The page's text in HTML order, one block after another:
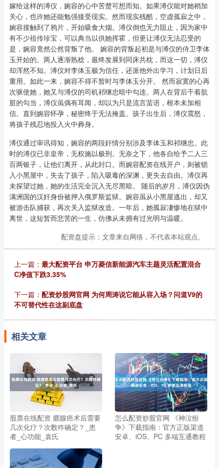
嫁给这样的溥仪，婉容的心中苦楚可想而知。如果溥仪能对她稍加
关心，也许她还能勉强接受现实。然而现实残酷，空虚孤寂之中，
婉容接触到了鸦片，开始吸食大烟。溥仪倒也无力阻止，因为家中
有不少祖传珍宝，可以典当以供她挥霍，但更让溥仪无法忍受的
是，婉容竟然公然背叛了他。 婉容的背叛起初是与溥仪的侍卫李体
玉开始的。两人逐渐熟稔，最终发展到同床共枕，而这一切，溥仪
却浑然不知。溥仪对李体玉极为信任，还派他外出学习，计划日后
重用。如此一来，婉容不得不暂时与李体玉分开。 然而寂寞的心再
次驱使她，她又与溥仪的司机祁继忠暗中勾连。两人在背后干着肮
脏的勾当，溥仪虽偶有耳闻，却以为只是流言蜚语，根本未加相
信。直到婉容怀孕，秘密终于无法掩盖。孩子出生后，溥仪震怒，
将孩子残忍地投入火中葬身。
溥仪通过审讯得知，婉容的两段奸情分别涉及李体玉和祁继忠。此
时的溥仪已非皇帝，无权施以极刑。无奈之下，他各自给予二人三
百两银子，让他们离开，从此封口。而婉容配资在线开户，则被锁
入小黑屋中，失去了孩子，陷入吸毒的深渊，更失去自由。溥仪再
未探望过她，她的生活完全沉入无尽黑暗。 随后的岁月，溥仪因伪
满洲国的汉奸身份被押入俄罗斯监狱。婉容虽从小黑屋逃出，却又
被游击队捕获，再次关入监狱改造。一年后，她孤寂凄惨地在狱中
离世，这短暂而悲苦的一生，仿佛从未拥有过光明与温暖。
配资盘提示：文章来自网络，不代表本站观点。
上一篇： 最大配资平台 申万菱信新能源汽车主题灵活配置混合
C净值下跌3.35%
下一篇： 配资炒股网官网 为何周涛说它能从容入场？问道V9的
不可替代性在这副底盘
相关文章
股票在线配资 腮腺癌术后需要
几次化疗？次数咋确定？_患
者_心功能_袁氏
怎么配资炒股官网 《神泣纷
争》下载指南：官方正版渠道
安卓、iOS、PC 多端互通教程